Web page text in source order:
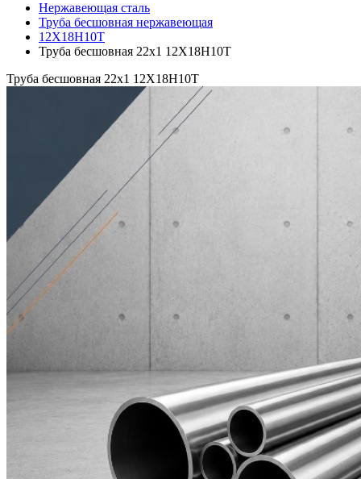
Нержавеющая сталь
Труба бесшовная нержавеющая
12Х18Н10Т
Труба бесшовная 22х1 12Х18Н10Т
Труба бесшовная 22х1 12Х18Н10Т